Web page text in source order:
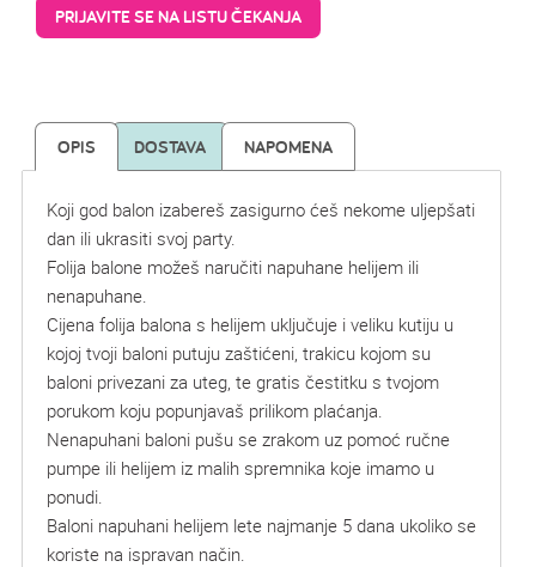
PRIJAVITE SE NA LISTU ČEKANJA
OPIS DOSTAVA NAPOMENA
Koji god balon izabereš zasigurno ćeš nekome uljepšati
dan ili ukrasiti svoj party.
Folija balone možeš naručiti napuhane helijem ili
nenapuhane.
Cijena folija balona s helijem uključuje i veliku kutiju u
kojoj tvoji baloni putuju zaštićeni, trakicu kojom su
baloni privezani za uteg, te gratis čestitku s tvojom
porukom koju popunjavaš prilikom plaćanja.
Nenapuhani baloni pušu se zrakom uz pomoć ručne
pumpe ili helijem iz malih spremnika koje imamo u
ponudi.
Baloni napuhani helijem lete najmanje 5 dana ukoliko se
koriste na ispravan način.